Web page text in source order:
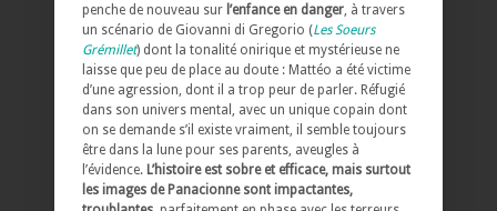
penche de nouveau sur l’enfance en danger , à travers
un scénario de Giovanni di Gregorio (Les Soeurs
Grémillet) dont la tonalité onirique et mystérieuse ne
laisse que peu de place au doute : Mattéo a été victime
d’une agression, dont il a trop peur de parler. Réfugié
dans son univers mental, avec un unique copain dont
on se demande s’il existe vraiment, il semble toujours
être dans la lune pour ses parents, aveugles à
l’évidence. L’histoire est sobre et efficace, mais surtout
les images de Panacionne sont impactantes,